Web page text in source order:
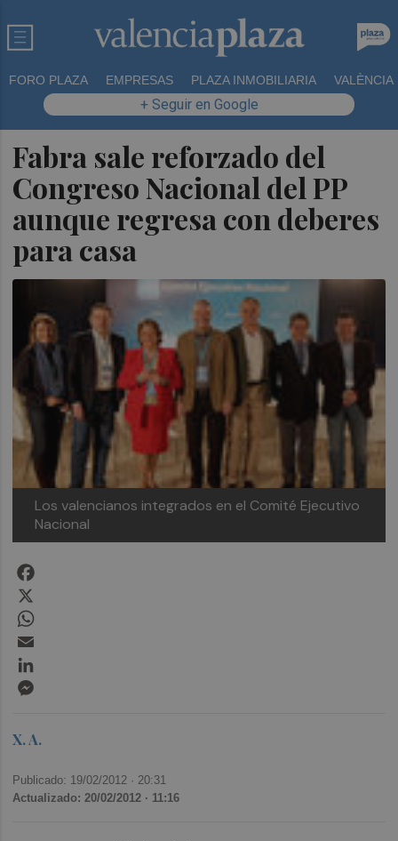
FORO PLAZA EMPRESAS PLAZA INMOBILIARIA VALÈNCIA
+ Seguir en Google
Fabra sale reforzado del
Congreso Nacional del PP
aunque regresa con deberes
para casa
Los valencianos integrados en el Comité Ejecutivo
Nacional
X. A.
Publicado: 19/02/2012 · 20:31
Actualizado: 20/02/2012 · 11:16